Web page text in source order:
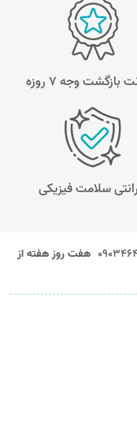
وجه ۷ روزه
سلامت فیزیکی
هفت روز هفته از